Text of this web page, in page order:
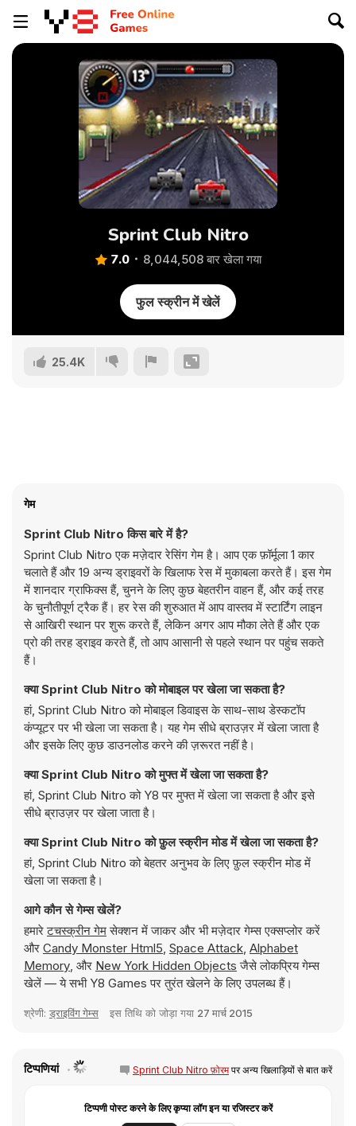
Sprint Club Nitro
7.0 8,044,508 बार खेला गया
फुल स्क्रीन में खेलें
25.4K
गेम
Sprint Club Nitro किस बारे में है?
Sprint Club Nitro एक मज़ेदार रेसिंग गेम है। आप एक फ़ॉर्मूला 1 कार
चलाते हैं और 19 अन्य ड्राइवरों के खिलाफ रेस में मुकाबला करते हैं। इस गेम
में शानदार ग्राफिक्स हैं, चुनने के लिए कुछ बेहतरीन वाहन हैं, और कई तरह
के चुनौतीपूर्ण ट्रैक हैं। हर रेस की शुरुआत में आप वास्तव में स्टार्टिंग लाइन
से आखिरी स्थान पर शुरू करते हैं, लेकिन अगर आप मौका लेते हैं और एक
प्रो की तरह ड्राइव करते हैं, तो आप आसानी से पहले स्थान पर पहुंच सकते
हैं।
क्या Sprint Club Nitro को मोबाइल पर खेला जा सकता है?
हां, Sprint Club Nitro को मोबाइल डिवाइस के साथ-साथ डेस्कटॉप
कंप्यूटर पर भी खेला जा सकता है। यह गेम सीधे ब्राउज़र में खेला जाता है
और इसके लिए कुछ डाउनलोड करने की ज़रूरत नहीं है।
क्या Sprint Club Nitro को मुफ्त में खेला जा सकता है?
हां, Sprint Club Nitro को Y8 पर मुफ्त में खेला जा सकता है और इसे
सीधे ब्राउज़र पर खेला जाता है।
क्या Sprint Club Nitro को फ़ुल स्क्रीन मोड में खेला जा सकता है?
हां, Sprint Club Nitro को बेहतर अनुभव के लिए फ़ुल स्क्रीन मोड में
खेला जा सकता है।
आगे कौन से गेम्स खेलें?
हमारेटचस्क्रीन गेमसेक्शन में जाकर और भी मज़ेदार गेम्स एक्सप्लोर करें
और Candy Monster Html5, Space Attack, Alphabet
Memory, और New York Hidden Objects जैसे लोकप्रिय गेम्स
खेलें — ये सभी Y8 Games पर तुरंत खेलने के लिए उपलब्ध हैं।
श्रेणी: ड्राइविंग गेम्स इस तिथि को जोड़ा गया 27 मार्च 2015
टिप्पणियां Sprint Club Nitro फ़ोरमपर अन्य खिलाड़ियों से बात करें
टिप्पणी पोस्ट करने के लिए कृप्या लॉग इन या रजिस्टर करें